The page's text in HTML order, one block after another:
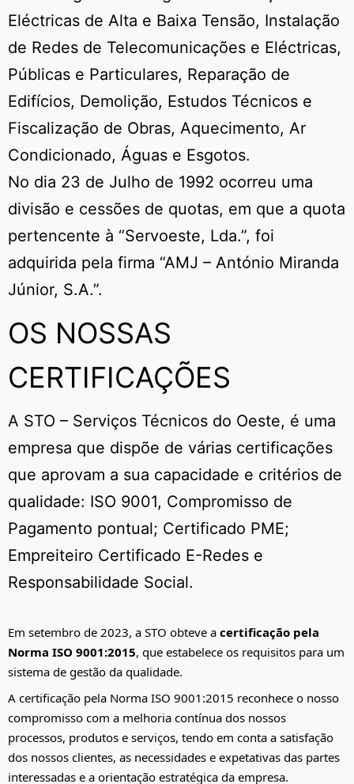
Eléctricas de Alta e Baixa Tensão, Instalação
de Redes de Telecomunicações e Eléctricas,
Públicas e Particulares, Reparação de
Edifícios, Demolição, Estudos Técnicos e
Fiscalização de Obras, Aquecimento, Ar
Condicionado, Águas e Esgotos.
No dia 23 de Julho de 1992 ocorreu uma
divisão e cessões de quotas, em que a quota
pertencente à “Servoeste, Lda.”, foi
adquirida pela firma “AMJ – António Miranda
Júnior, S.A.”.
OS NOSSAS
CERTIFICAÇÕES
A STO – Serviços Técnicos do Oeste, é uma
empresa que dispõe de várias certificações
que aprovam a sua capacidade e critérios de
qualidade: ISO 9001, Compromisso de
Pagamento pontual; Certificado PME;
Empreiteiro Certificado E-Redes e
Responsabilidade Social.
Em setembro de 2023, a STO obteve a certificação pela
Norma ISO 9001:2015, que estabelece os requisitos para um
sistema de gestão da qualidade.
A certificação pela Norma ISO 9001:2015 reconhece o nosso
compromisso com a melhoria contínua dos nossos
processos, produtos e serviços, tendo em conta a satisfação
dos nossos clientes, as necessidades e expetativas das partes
interessadas e a orientação estratégica da empresa.